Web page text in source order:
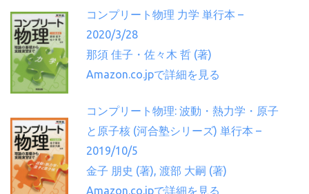
コンプリート物理 力学 単行本 –
2020/3/28
那須 佳子・佐々木 哲 (著)
Amazon.co.jpで詳細を見る
コンプリート物理: 波動・熱力学・原子
と原子核 (河合塾シリーズ) 単行本 –
2019/10/5
金子 朋史 (著), 渡部 大嗣 (著)
Amazon.co.jpで詳細を見る